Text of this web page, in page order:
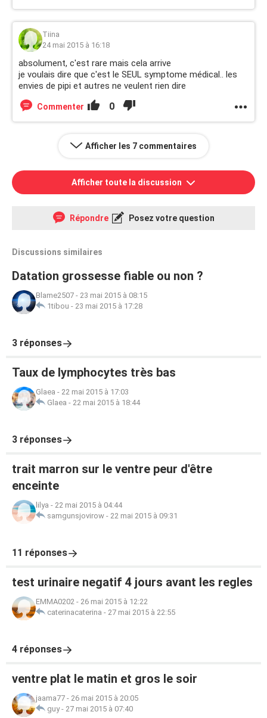
Tiina
24 mai 2015 à 16:18
absolument, c'est rare mais cela arrive
je voulais dire que c'est le SEUL symptome médical.. les
envies de pipi et autres ne veulent rien dire
Commenter 0
Afficher les 7 commentaires
Afficher toute la discussion
Répondre Posez votre question
Discussions similaires
Datation grossesse fiable ou non ?
Blame2507 - 23 mai 2015 à 08:15
1tibou - 23 mai 2015 à 17:28
3 réponses
Taux de lymphocytes très bas
Glaea - 22 mai 2015 à 17:03
Glaea - 22 mai 2015 à 18:44
3 réponses
trait marron sur le ventre peur d'être
enceinte
lilya - 22 mai 2015 à 04:44
samgunsjovirow - 22 mai 2015 à 09:31
11 réponses
test urinaire negatif 4 jours avant les regles
EMMA0202 - 26 mai 2015 à 12:22
caterinacaterina - 27 mai 2015 à 22:55
4 réponses
ventre plat le matin et gros le soir
jaama77 - 26 mai 2015 à 20:05
guy- 27 mai 2015 à 07:40